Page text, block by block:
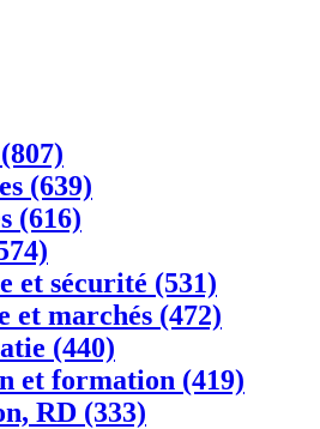
(639)
(616)
et sécurité (531)
et marchés (472)
(440)
et formation (419)
RD (333)